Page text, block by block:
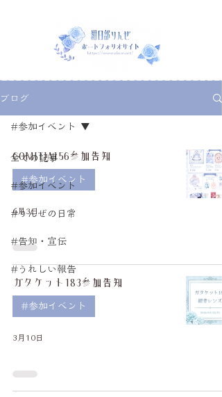
ブログ
全ての記事
#参加イベント
#りんぜの日常
#告知・宣伝
#うれしい報告
#参加イベント
COMITIA156参加告知
#参加イベント
6月3日
ガタケット183参加告知
#参加イベント
3月10日